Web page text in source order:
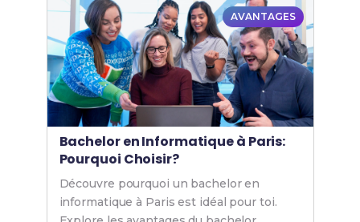
AVANTAGES
Bachelor en Informatique à Paris:
Pourquoi Choisir?
Découvre pourquoi un bachelor en
informatique à Paris est idéal pour toi.